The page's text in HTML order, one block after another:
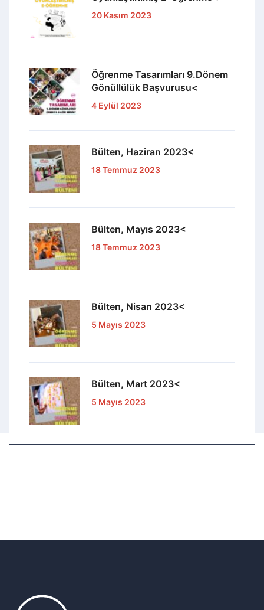
20 Kasım 2023
Öğrenme Tasarımları 9.Dönem
Gönüllülük Başvurusu<
4 Eylül 2023
Bülten, Haziran 2023<
18 Temmuz 2023
Bülten, Mayıs 2023<
18 Temmuz 2023
Bülten, Nisan 2023<
5 Mayıs 2023
Bülten, Mart 2023<
5 Mayıs 2023